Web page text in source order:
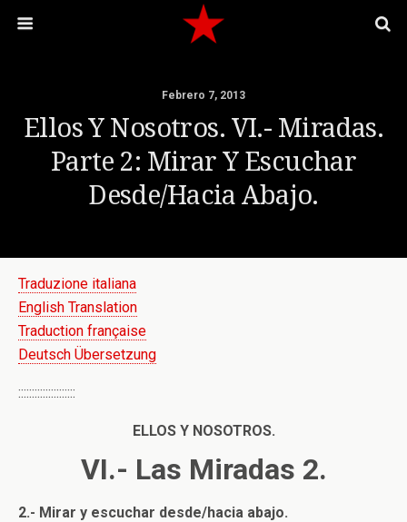
Febrero 7, 2013
Ellos Y Nosotros. VI.- Miradas.
Parte 2: Mirar Y Escuchar
Desde/hacia Abajo.
Traduzione italiana
English Translation
Traduction française
Deutsch Übersetzung
:::::::::::::::::::::
ELLOS Y NOSOTROS.
VI.- Las Miradas 2.
2.- Mirar y escuchar desde/hacia abajo.